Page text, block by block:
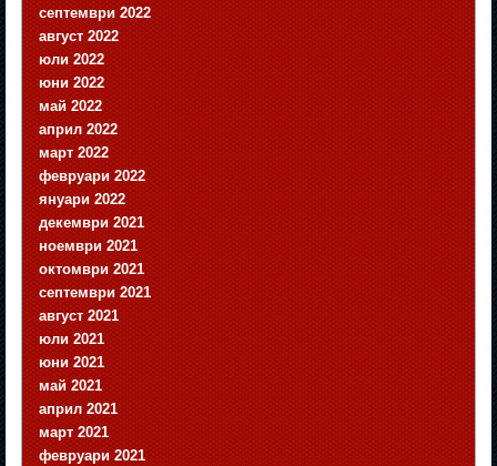
септември 2022
август 2022
юли 2022
юни 2022
май 2022
април 2022
март 2022
февруари 2022
януари 2022
декември 2021
ноември 2021
октомври 2021
септември 2021
август 2021
юли 2021
юни 2021
май 2021
април 2021
март 2021
февруари 2021